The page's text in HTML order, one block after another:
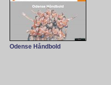
Odense Håndbold